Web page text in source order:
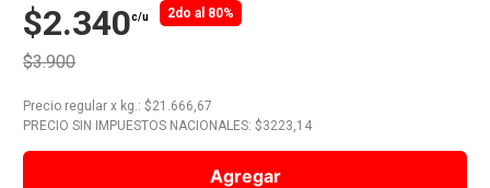
$2.340c/u 2do al 80%
$3.900
Precio regular x kg. : $21.666,67
PRECIO SIN IMPUESTOS NACIONALES: $3223,14
Agregar
9.
Chocolate